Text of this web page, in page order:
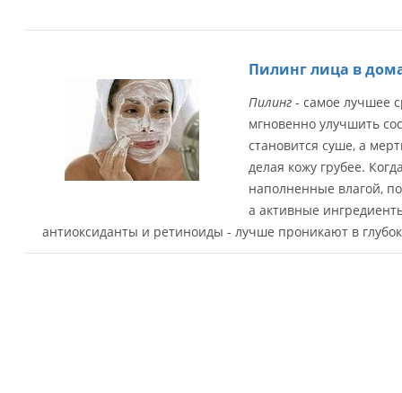
Пилинг лица в
Пилинг - самое лучшее
мгновенно улучшить
становится суше, а
делая кожу грубее.
наполненные влагой,
а активные
антиоксиданты и ретиноиды - лучше проникают в